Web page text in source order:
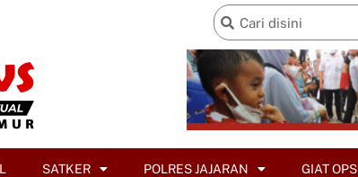
SATKER POLRES JAJARAN GIAT OPS